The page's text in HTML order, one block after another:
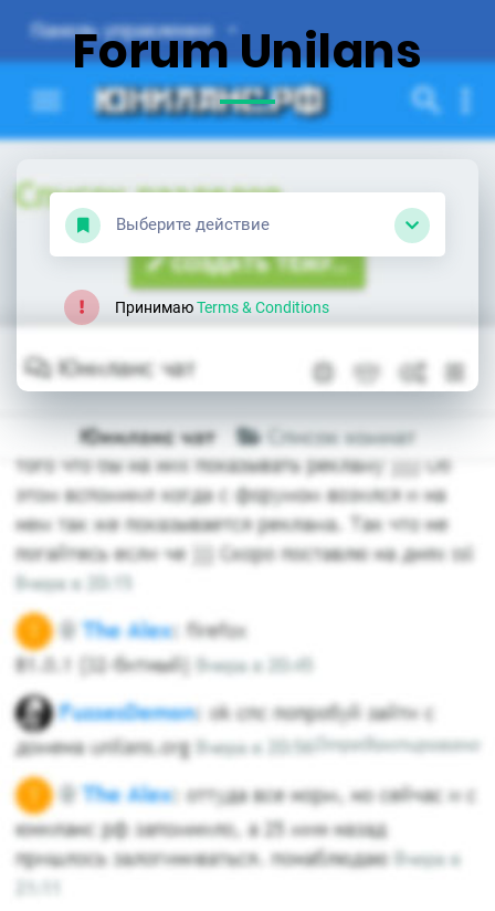
Forum Unilans
Выберите действие
ПринимаюTerms & Conditions